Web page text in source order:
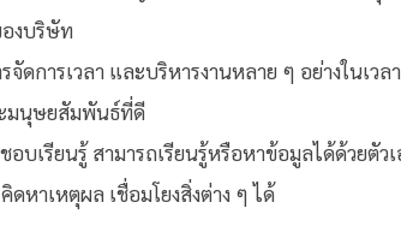
งบริษัท
ดการเวลา และบริหารงานหลาย ๆ อย่างในเวล
มนุษยสัมพันธ์ที่ดี
บเรียนรู้ สามารถเรียนรู้หรือหาข้อมูลได้ด้วยตัวเ
ดหาเหตุผล เชื่อมโยงสิ่งต่าง ๆ ได้